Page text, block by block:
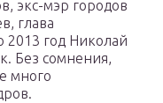
экс-мэр городов
глава
2013 год Николай
Без сомнения,
много